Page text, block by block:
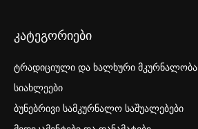
კატეგორიები
ტრადიციული და ხალხური მკურნალობა
სიახლეები
ბუნებრივი სამკურნალო საშუალებები